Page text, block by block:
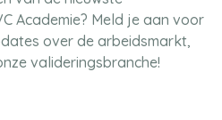
Academie? Meld je aan voor
over de arbeidsmarkt,
valideringsbranche!